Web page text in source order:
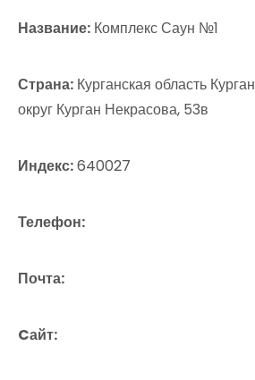
Название: Комплекс Саун №1
Страна: Курганская область
округ Курган Некрасова, 53в
Индекс:640027
Телефон:
Почта:
Cайт: